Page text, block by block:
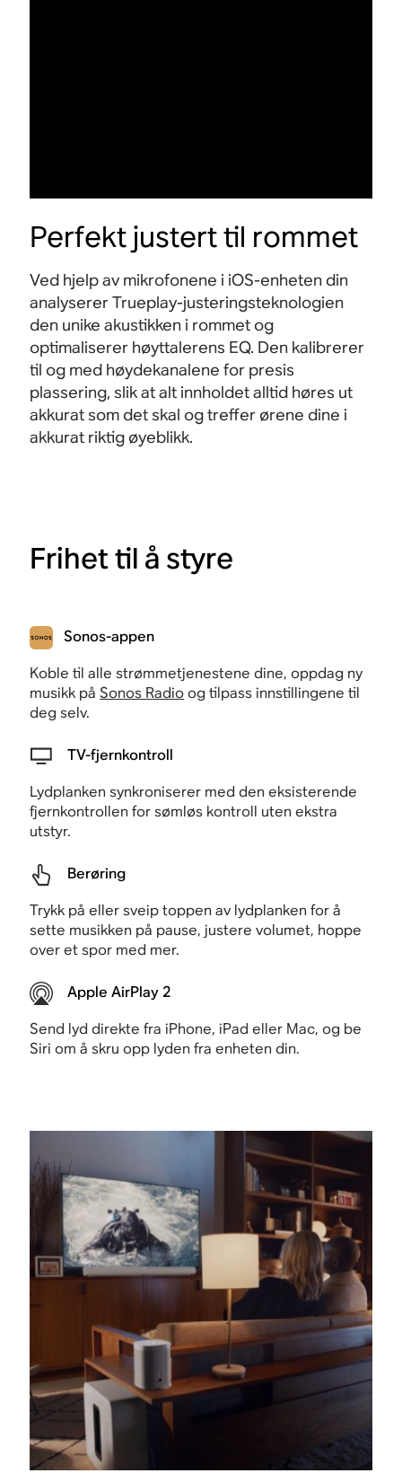
Perfekt justert til rommet
Ved hjelp av mikrofonene i iOS-enheten din
analyserer Trueplay-justeringsteknologien
den unike akustikken i rommet og
optimaliserer høyttalerens EQ. Den kalibrerer
til og med høydekanalene for presis
plassering, slik at alt innholdet alltid høres ut
akkurat som det skal og treffer ørene dine i
akkurat riktigøyeblikk.
Frihet til å styre
Sonos-appen
Koble til alle strømmetjenestene dine, oppdag ny
musikk påSonos Radioog tilpass innstillingene til
deg selv.
TV-fjernkontroll
Lydplanken synkroniserer med den eksisterende
fjernkontrollen for sømløs kontroll uten ekstra
utstyr.
Berøring
Trykk på eller sveip toppen av lydplanken for å
sette musikken på pause, justere volumet, hoppe
over et spor med mer.
Apple AirPlay 2
Send lyd direkte fra iPhone, iPad eller Mac, og be
Siri om å skru opp lyden fra enheten din.